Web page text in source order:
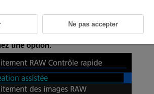
[ Traitement RAW Contrôle rapide
une option.
Ne pas accepter